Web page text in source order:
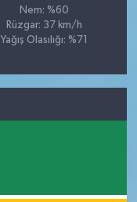
Nem: %60
Rüzgar: 37 km/h
Yağış Olasılığı: %71